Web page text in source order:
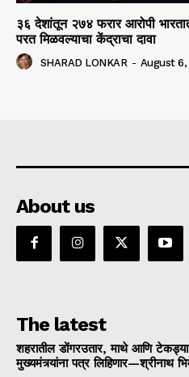
३६ देशांतून २७४ फरार आरोपी
परत मिळवल्याचा केंद्राचा दावा
SHARAD LONKAR - August 6,
About us
The latest
शहरातील डोंगरउतार, माथे आणि टेकड्या
मुख्यमंत्र्यांना पत्र लिहिणार—श्रीनाथ